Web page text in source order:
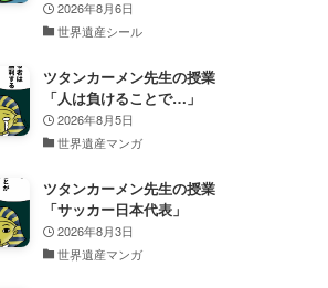
2026年8月6日
世界遺産シール
ツタンカーメン先生の授業
「人は負けることで…」
2026年8月5日
世界遺産マンガ
ツタンカーメン先生の授業
「サッカー日本代表」
2026年8月3日
世界遺産マンガ